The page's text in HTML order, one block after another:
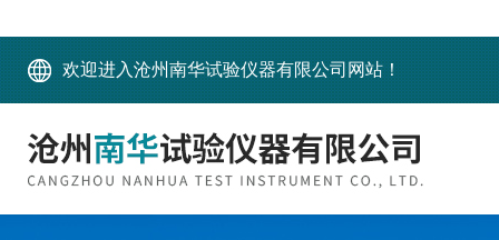
欢迎进入沧州南华试验仪器有限公司网站！